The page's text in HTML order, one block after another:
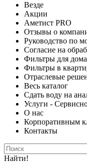
Везде
Акции
Аметист PRO
Отзывы о
Руководство по
Согласие на
Фильтры для дома
Фильтры в
Отраслевые
Весь каталог
Сдать воду на
Услуги -
О нас
Корпоративным
Контакты
Найти!